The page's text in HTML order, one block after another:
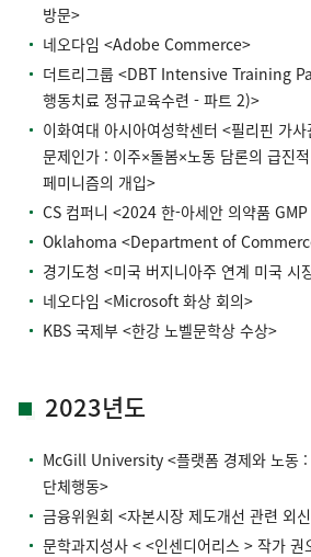
방문>
네오다임 <Adobe Commerce>
더트리그룹 <DBT Intensive Training
행동치료 정규교육수련 - 파트 2)>
이화여대 아시아여성학센터 <필리핀 가
문제인가 : 이주×돌봄×노동 담론의 급진
페미니즘의 개입>
CS 컴퍼니 <2024 한-아세안 의약품
Oklahoma <Department of
경기도청 <미국 버지니아주 연계 미국 시
네오다임 <Microsoft 화상 회의>
KBS 국제부 <한강 노벨문학상 수상>
2023년도
McGill University <플랫폼 경제와 노동 :
단체행동>
금융위원회 <자본시장 제도개선 관련 외
문학과지성사 < <인센디어리스 > 작가